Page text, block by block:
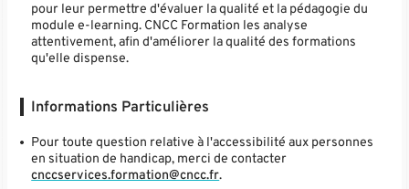
pour leur permettre d'évaluer la qualité et la pédagogie du
module e-learning. CNCC Formation les analyse
attentivement, afin d'améliorer la qualité des formations
qu'elle dispense.
Informations Particulières
Pour toute question relative à l'accessibilité aux personnes
en situation de handicap, merci de contacter
cnccservices.formation@cncc.fr.